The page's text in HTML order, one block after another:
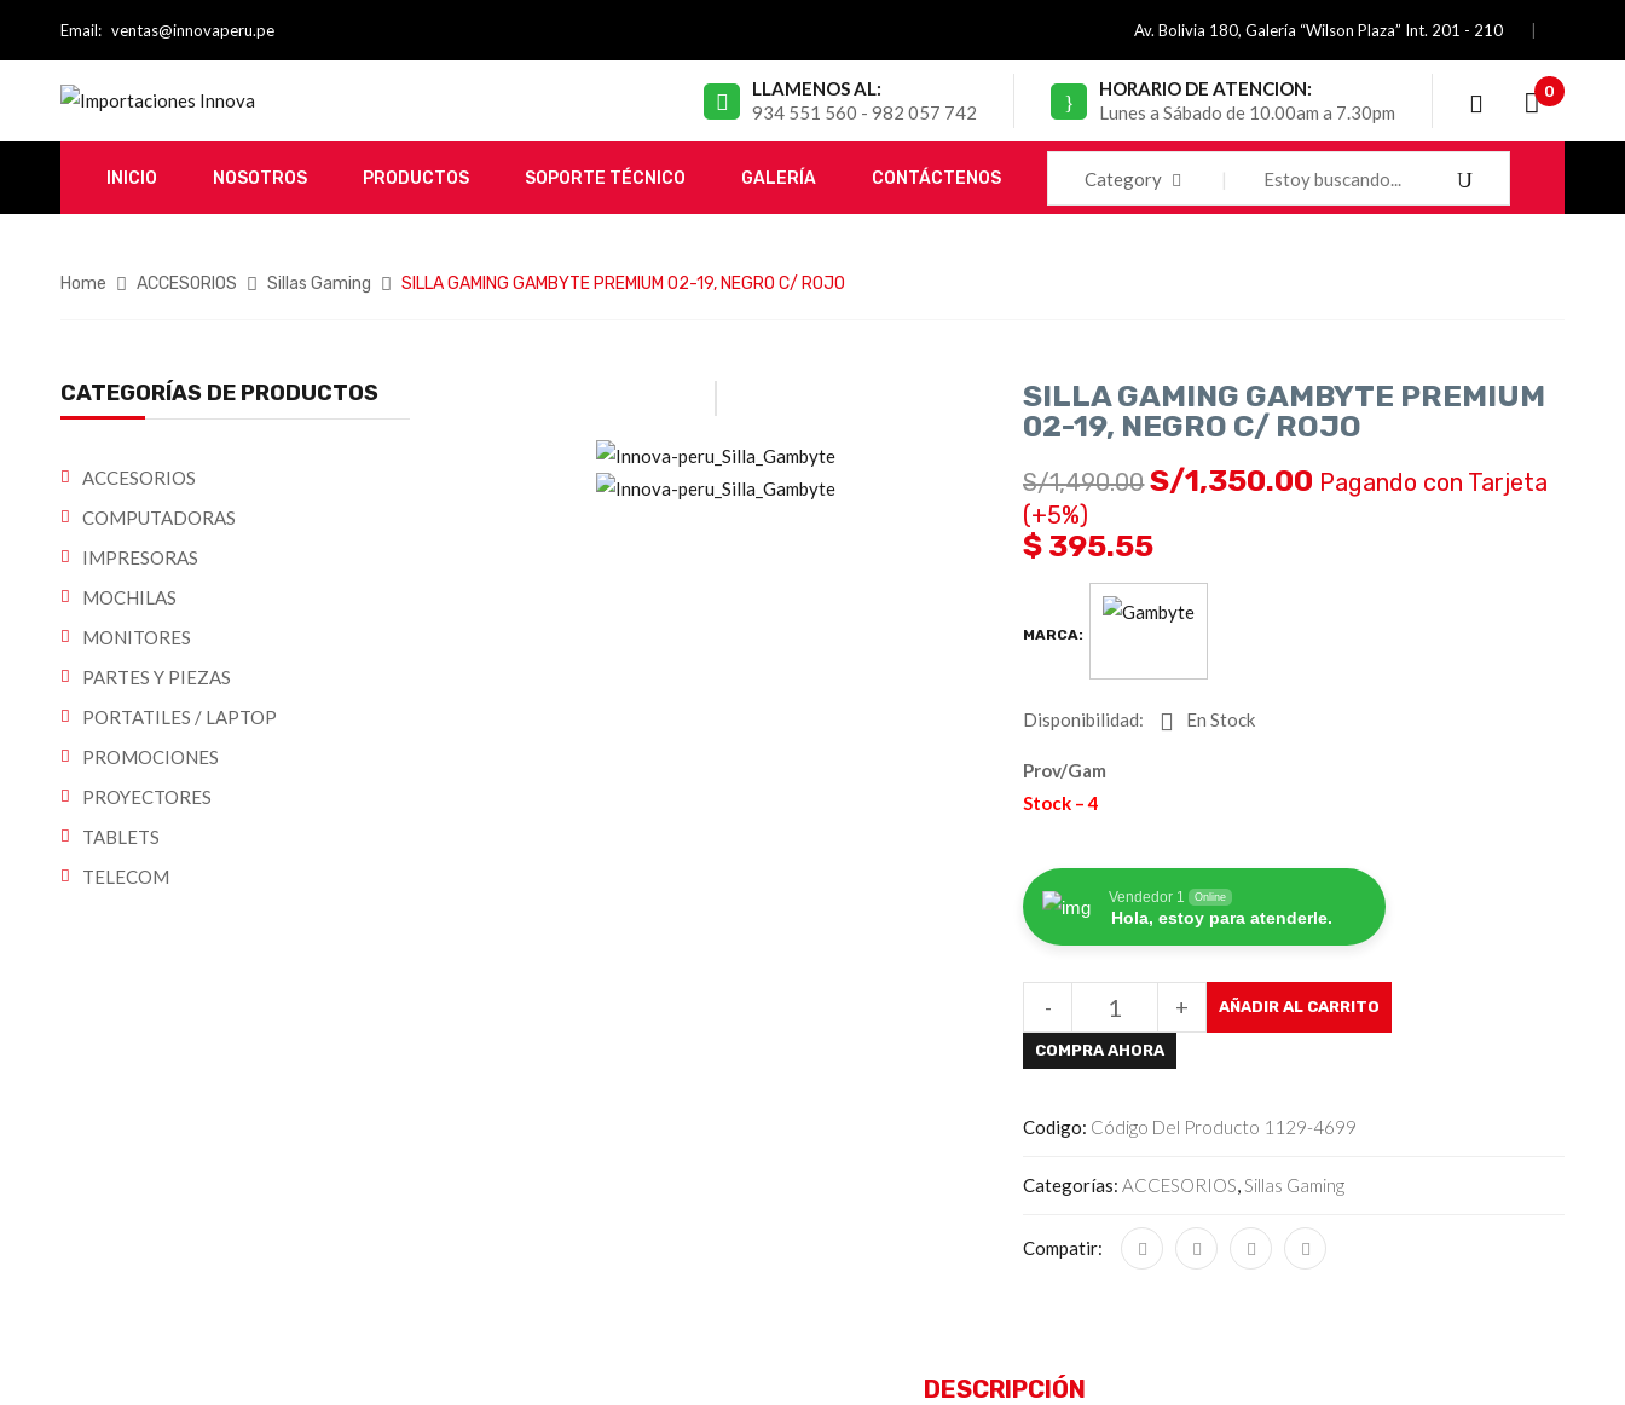
Email: ventas@innovaperu.pe Av. Bolivia 180, Galería “Wilson Plaza” Int. 201 - 210
LLAMENOS AL:
934 551 560 - 982 057 742
HORARIO DE ATENCION:
Lunes a Sábado de 10.00am a 7.30pm
0
INICIO NOSOTROS PRODUCTOS SOPORTE TÉCNICO GALERÍA CONTÁCTENOS Category
Home ACCESORIOS Sillas Gaming SILLA GAMING GAMBYTE PREMIUM 02-19, NEGRO C/ ROJO
CATEGORÍAS DE PRODUCTOS
ACCESORIOS
COMPUTADORAS
IMPRESORAS
MOCHILAS
MONITORES
PARTES Y PIEZAS
PORTATILES / LAPTOP
PROMOCIONES
PROYECTORES
TABLETS
TELECOM
SILLA GAMING GAMBYTE PREMIUM
02-19, NEGRO C/ ROJO
S/1,490.00 S/1,350.00 Pagando con Tarjeta
(+5%)
$ 395.55
MARCA:
Disponibilidad: En Stock
Prov/Gam
Stock – 4
Vendedor 1 Online
Hola, estoy para atenderle.
+
- AÑADIR AL CARRITO
COMPRA AHORA
Codigo: Código Del Producto 1129-4699
Categorías:ACCESORIOS,Sillas Gaming
Compatir:
DESCRIPCIÓN